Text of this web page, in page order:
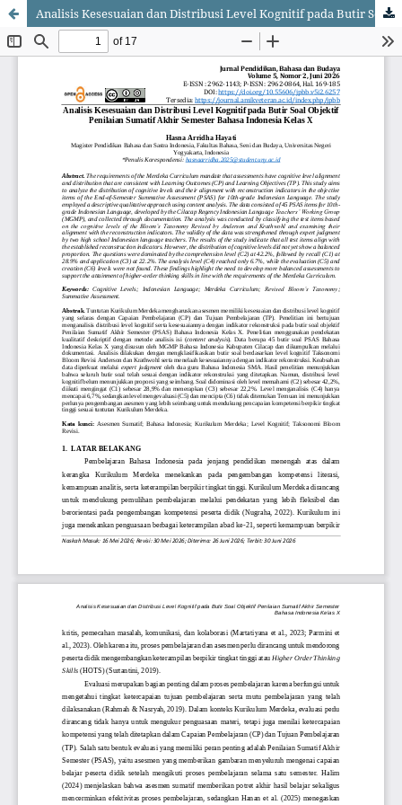
Analisis Kesesuaian dan Distribusi Level Kognitif pada Butir Soal Objektif Penilaian Sumatif Akhir Semester Bahasa Indonesia Kelas X